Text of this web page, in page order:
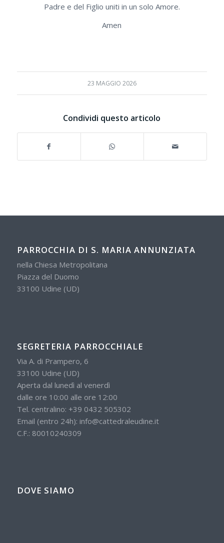
Padre e del Figlio uniti in un solo Amore.
Amen
23 MAGGIO 2026
Condividi questo articolo
PARROCCHIA DI S. MARIA ANNUNZIATA
nella Chiesa Metropolitana
Piazza del Duomo
33100 Udine (UD)
SEGRETERIA PARROCCHIALE
Via A. di Prampero, 6
33100 Udine (UD)
Aperta dal lunedì al venerdì
dalle ore 10:00 alle ore 12:00
Tel. centralino: +39 0432 505302
Email (entro 24h): info@cattedraleudine.it
C.F.: 80010240309
DOVE SIAMO